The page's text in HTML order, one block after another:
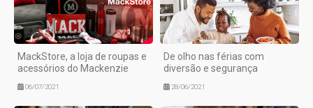
MackStore, a loja de roupas e
acessórios do Mackenzie
06/07/2021
De olho nas férias com
diversão e segurança
28/06/2021